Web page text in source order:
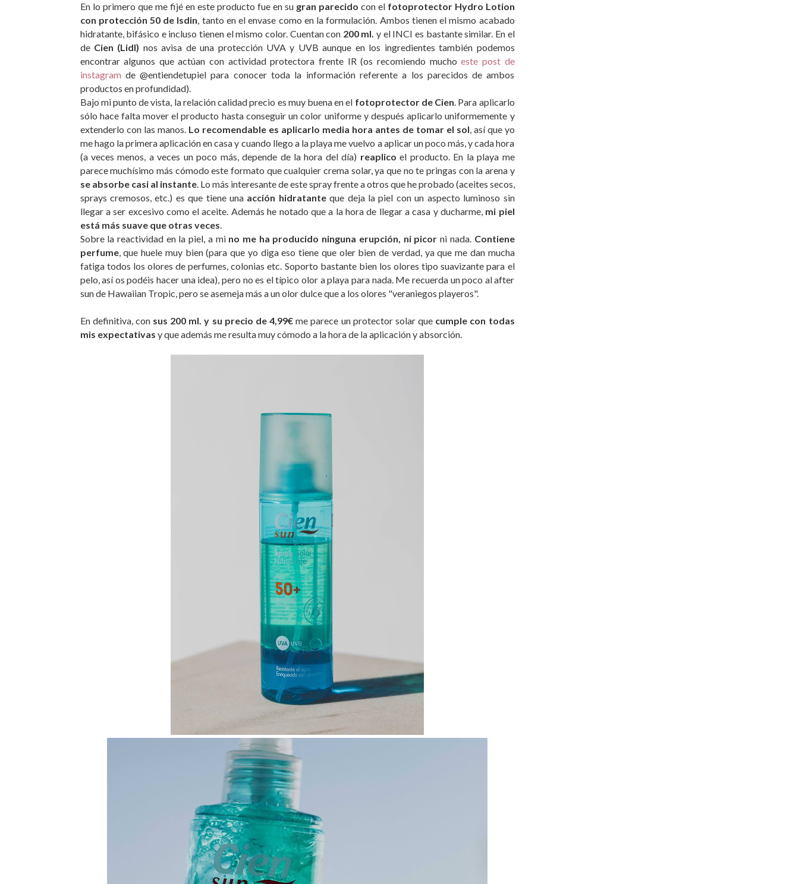
En lo primero que me fijé en este producto fue en su gran parecido con el fotoprotector Hydro Lotion
con protección 50 de Isdin, tanto en el envase como en la formulación. Ambos tienen el mismo acabado
hidratante, bifásico e incluso tienen el mismo color. Cuentan con 200 ml. y el INCI es bastante similar. En el
de Cien (Lidl) nos avisa de una protección UVA y UVB aunque en los ingredientes también podemos
encontrar algunos que actúan con actividad protectora frente IR (os recomiendo muchoeste post de
instagram de @entiendetupiel para conocer toda la información referente a los parecidos de ambos
productos en profundidad).
Bajo mi punto de vista, la relación calidad precio es muy buena en el fotoprotector de Cien. Para aplicarlo
sólo hace falta mover el producto hasta conseguir un color uniforme y después aplicarlo uniformemente y
extenderlo con las manos. Lo recomendable es aplicarlo media hora antes de tomar el sol, así que yo
me hago la primera aplicación en casa y cuando llego a la playa me vuelvo a aplicar un poco más, y cada hora
(a veces menos, a veces un poco más, depende de la hora del día) reaplico el producto. En la playa me
parece muchísimo más cómodo este formato que cualquier crema solar, ya que no te pringas con la arena y
se absorbe casi al instante. Lo más interesante de este spray frente a otros que he probado (aceites secos,
sprays cremosos, etc.) es que tiene una acción hidratanteque deja la piel con un aspecto luminoso sin
llegar a ser excesivo como el aceite. Además he notado que a la hora de llegar a casa y ducharme, mi piel
está más suave que otras veces.
Sobre la reactividad en la piel, a mi no me ha producido ninguna erupción, ni picor ni nada. Contiene
perfume, que huele muy bien (para que yo diga eso tiene que oler bien de verdad, ya que me dan mucha
fatiga todos los olores de perfumes, colonias etc. Soporto bastante bien los olores tipo suavizante para el
pelo, así os podéis hacer una idea), pero no es el típico olor a playa para nada. Me recuerda un poco al after
sun de Hawaiian Tropic, pero se asemeja más a un olor dulce que a los olores "veraniegos playeros".
En definitiva, con sus 200 ml. y su precio de 4,99€me parece un protector solar que cumple con todas
mis expectativas y que además me resulta muy cómodo a la hora de la aplicación y absorción.